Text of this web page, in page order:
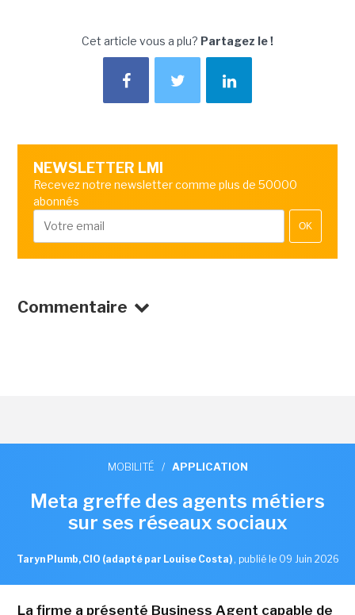
Cet article vous a plu? Partagez le !
NEWSLETTER LMI
Recevez notre newsletter comme plus de 50000
abonnés
OK
Commentaire
MOBILITÉ / APPLICATION
Meta greffe des agents métiers
sur ses réseaux sociaux
Taryn Plumb, CIO (adapté par Louise Costa) , publié le 09 Juin 2026
La firme a présenté Business Agent capable de